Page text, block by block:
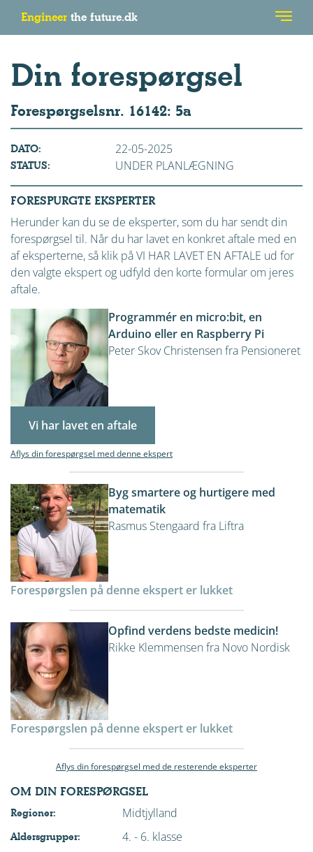
Engineer the future.dk
Din forespørgsel
Forespørgselsnr. 16142: 5a
DATO: 22-05-2025
STATUS: UNDER PLANLÆGNING
FORESPURGTE EKSPERTER
Herunder kan du se de eksperter, som du har sendt din
forespørgsel til. Når du har lavet en konkret aftale med en
af eksperterne, så klik på VI HAR LAVET EN AFTALE ud for
den valgte ekspert og udfyld den korte formular om jeres
aftale.
Programmér en micro:bit, en
Arduino eller en Raspberry Pi
Peter Skov Christensen fra Pensioneret
Vi har lavet en aftale
Aflys din forespørgsel med denne ekspert
Byg smartere og hurtigere med
matematik
Rasmus Stengaard fra Liftra
Forespørgslen på denne ekspert er lukket
Opfind verdens bedste medicin!
Rikke Klemmensen fra Novo Nordisk
Forespørgslen på denne ekspert er lukket
Aflys din forespørgsel med de resterende eksperter
OM DIN FORESPØRGSEL
Regioner: Midtjylland
Aldersgrupper: 4. - 6. klasse